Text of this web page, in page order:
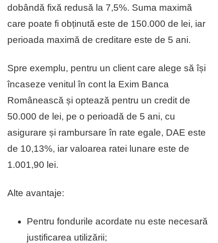
dobândă fixă redusă la 7,5%. Suma maximă
care poate fi obținută este de 150.000 de lei, iar
perioada maximă de creditare este de 5 ani.
Spre exemplu, pentru un client care alege să își
încaseze venitul în cont la Exim Banca
Românească și optează pentru un credit de
50.000 de lei, pe o perioadă de 5 ani, cu
asigurare și rambursare în rate egale, DAE este
de 10,13%, iar valoarea ratei lunare este de
1.001,90 lei.
Alte avantaje:
Pentru fondurile acordate nu este necesară
justificarea utilizării;